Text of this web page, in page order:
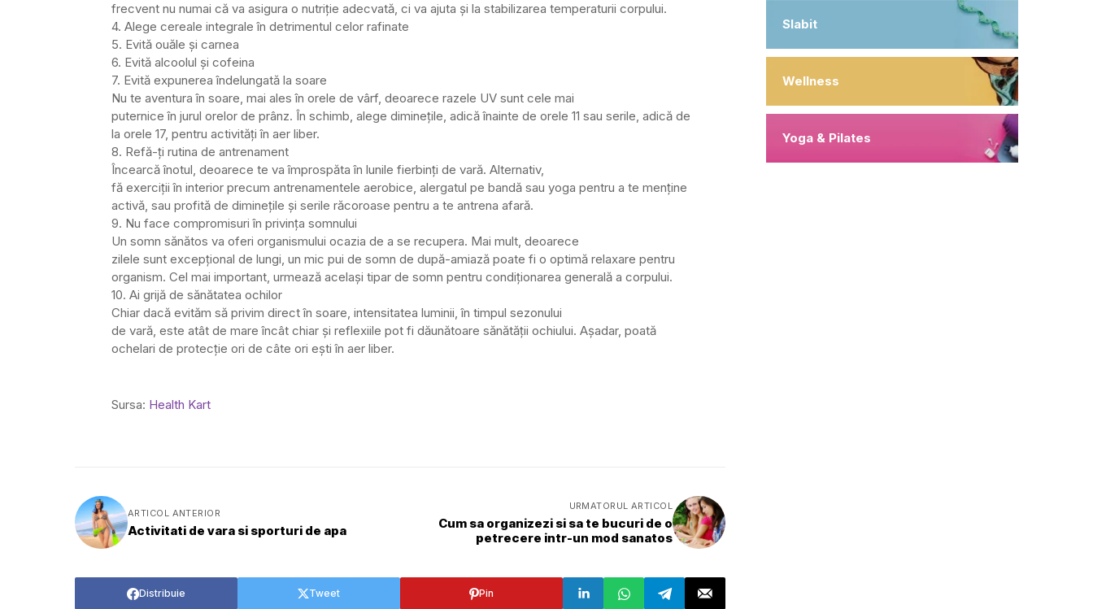
frecvent nu numai că va asigura o nutriție adecvată, ci va ajuta și la stabilizarea temperaturii corpului.
4. Alege cereale integrale în detrimentul celor rafinate
5. Evită ouăle și carnea
6. Evită alcoolul și cofeina
7. Evită expunerea îndelungată la soare
Nu te aventura în soare, mai ales în orele de vârf, deoarece razele UV sunt cele mai
puternice în jurul orelor de prânz. În schimb, alege diminețile, adică înainte de orele 11 sau serile, adică de
la orele 17, pentru activități în aer liber.
8. Refă-ți rutina de antrenament
Încearcă înotul, deoarece te va împrospăta în lunile fierbinți de vară. Alternativ,
fă exerciții în interior precum antrenamentele aerobice, alergatul pe bandă sau yoga pentru a te menține
activă, sau profită de diminețile și serile răcoroase pentru a te antrena afară.
9. Nu face compromisuri în privința somnului
Un somn sănătos va oferi organismului ocazia de a se recupera. Mai mult, deoarece
zilele sunt excepțional de lungi, un mic pui de somn de după-amiază poate fi o optimă relaxare pentru
organism. Cel mai important, urmează același tipar de somn pentru condiționarea generală a corpului.
10. Ai grijă de sănătatea ochilor
Chiar dacă evităm să privim direct în soare, intensitatea luminii, în timpul sezonului
de vară, este atât de mare încât chiar și reflexiile pot fi dăunătoare sănătății ochiului. Așadar, poată
ochelari de protecție ori de câte ori ești în aer liber.
Sursa: Health Kart
ARTICOL ANTERIOR
Activitati de vara si sporturi de apa
URMATORUL ARTICOL
Cum sa organizezi si sa te bucuri de o
petrecere intr-un mod sanatos
Distribuie Tweet Pin
Slabit
Wellness
Yoga & Pilates